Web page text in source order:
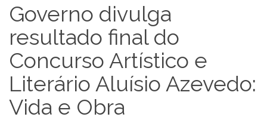
Governo divulga
resultado final do
Concurso Artístico e
Literário Aluísio Azevedo:
Vida e Obra